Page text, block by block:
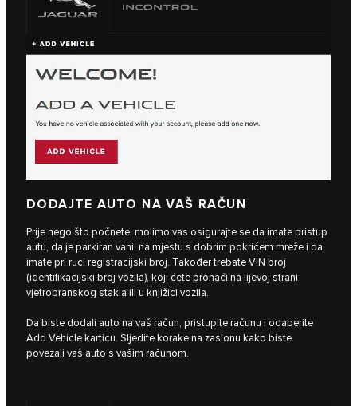
DODAJTE AUTO NA VAŠ RAČUN
Prije nego što počnete, molimo vas osigurajte se da imate pristup
autu, da je parkiran vani, na mjestu s dobrim pokrićem mreže i da
imate pri ruci registracijski broj. Također trebate VIN broj
(identifikacijski broj vozila), koji ćete pronaći na lijevoj strani
vjetrobranskog stakla ili u knjižici vozila.
Da biste dodali auto na vaš račun, pristupite računu i odaberite
Add Vehicle karticu. Sljedite korake na zaslonu kako biste
povezali vaš auto s vašim računom.